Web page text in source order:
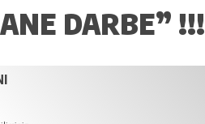
DARBE” !!!